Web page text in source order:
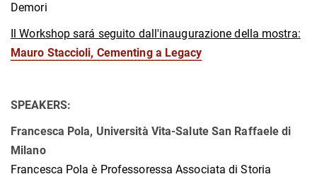
Demori
Il Workshop sará seguito dall'inaugurazione della mostra:
Mauro Staccioli, Cementing a Legacy
SPEAKERS:
Francesca Pola, Università Vita-Salute San Raffaele di
Milano
Francesca Pola è Professoressa Associata di Storia